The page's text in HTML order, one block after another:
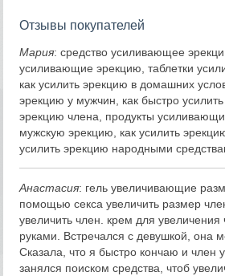
Отзывы покупателей
Мария: средство усиливающее
усиливающие эрекцию, таблетки
как усилить эрекцию в домашних
эрекцию у мужчин, как быстро
эрекцию члена, продукты
мужскую эрекцию, как усилить
усилить эрекцию народными
Анастасия: гель увеличивающие
помощью секса увеличить размер
увеличить член. крем для увеличения
руками. Встречался с девушкой, она
Сказала, что я быстро кончаю и член
занялся поиском средства, чтоб